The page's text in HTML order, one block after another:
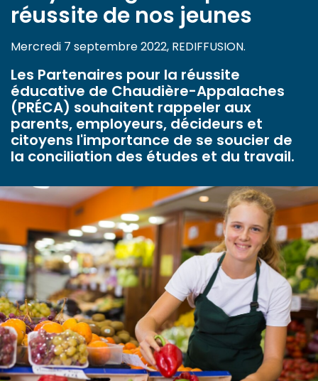
réussite de nos jeunes
Mercredi 7 septembre 2022, REDIFFUSION.
Les Partenaires pour la réussite
éducative de Chaudière-Appalaches
(PRÉCA) souhaitent rappeler aux
parents, employeurs, décideurs et
citoyens l'importance de se soucier de
la conciliation des études et du travail.